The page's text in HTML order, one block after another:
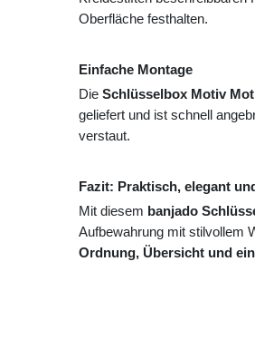
Oberfläche festhalten.
Einfache Montage
Die Schlüsselbox Motiv
geliefert und ist schnell
verstaut.
Fazit: Praktisch, elegant
Mit diesem banjado
Aufbewahrung mit stilvollem
Ordnung, Übersicht und